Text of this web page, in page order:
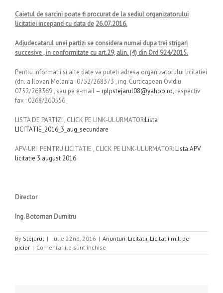
Caietul de sarcini poate fi procurat de la sediul organizatorului
licitatiei incepand cu data de 26.07.2016.
Adjudecatarul unei partizi se considera numai dupa trei strigari
succesive , in conformitate cu art.29, alin. (4) din Ord 924/2015.
Pentru informatii si alte date va puteti adresa organizatorului licitatiei
(dn.-a Ilovan Melania -0752/268373 , ing. Curticapean Ovidiu-
0752/268369 , sau pe e-mail – rplpstejarul08@yahoo.ro, respectiv
fax : 0268/260556.
LISTA DE PARTIZI , CLICK PE LINK-UL URMATOR:Lista
LICITATIE_2016_3_aug_secundare
APV-URI PENTRU LICITATIE , CLICK PE LINK-UL URMATOR:Lista APV
licitatie 3 august 2016
Director
Ing. Botoman Dumitru
By Stejarul | iulie 22nd, 2016 | Anunturi, Licitatii, Licitatii m.l. pe
picior | Comentariile sunt închise
LICITATIE